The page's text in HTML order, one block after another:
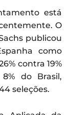
está
O
publicou
como
contra 19%
do Brasil,
seleções.